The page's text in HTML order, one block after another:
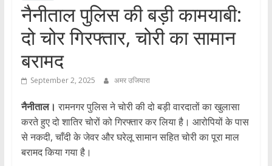
नैनीताल पुलिस की बड़ी कामयाबी:
दो चोर गिरफ्तार, चोरी का सामान
बरामद
September 2, 2025 अमर उजियारा
नैनीताल। रामनगर पुलिस ने चोरी की दो बड़ी वारदातों का खुलासा
करते हुए दो शातिर चोरों को गिरफ्तार कर लिया है। आरोपियों के पास
से नकदी, चाँदी के जेवर और घरेलू सामान सहित चोरी का पूरा माल
बरामद किया गया है।